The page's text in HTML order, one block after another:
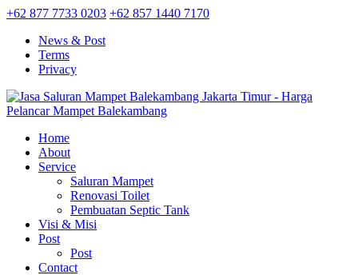
+62 877 7733 0203 +62 857 1440 7170
News & Post
Terms
Privacy
Home
About
Service
Saluran Mampet
Renovasi Toilet
Pembuatan Septic Tank
Visi & Misi
Post
Post
Contact